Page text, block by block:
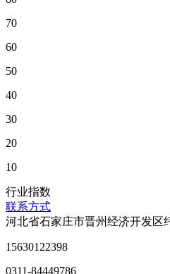
70
60
50
40
30
20
10
行业指数
联系方式
河北省石家庄市晋州经济开发区
15630122398
0311-84449786